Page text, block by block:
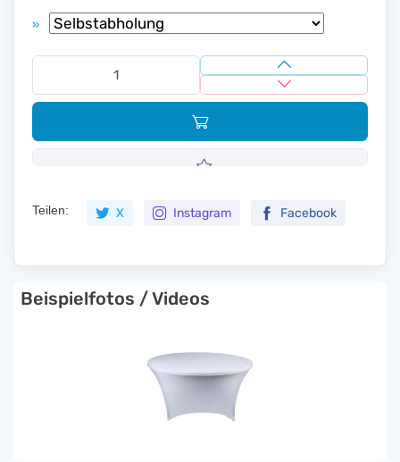
»
Teilen: X Instagram Facebook
Beispielfotos / Videos